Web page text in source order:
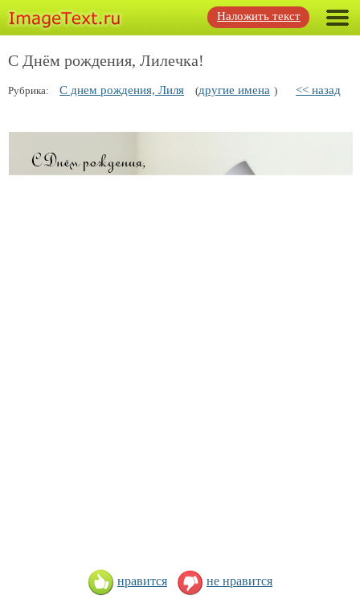
Наложить текст
С Днём рождения, Лилечка!
Рубрика: С днем рождения, Лиля (другие имена ) << назад
нравится не нравится